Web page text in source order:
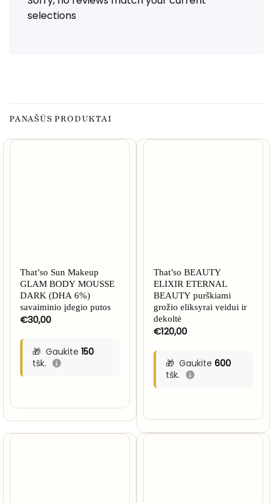
selections
PANAŠŪS PRODUKTAI
That’so Sun Makeup
GLAM BODY MOUSSE
DARK (DHA 6%)
savaiminio įdegio putos
€30,00
Gaukite 150
tšk.
That’so BEAUTY
ELIXIR ETERNAL
BEAUTY purškiami
grožio eliksyrai veidui ir
dekoltė
€120,00
Gaukite 600
tšk.